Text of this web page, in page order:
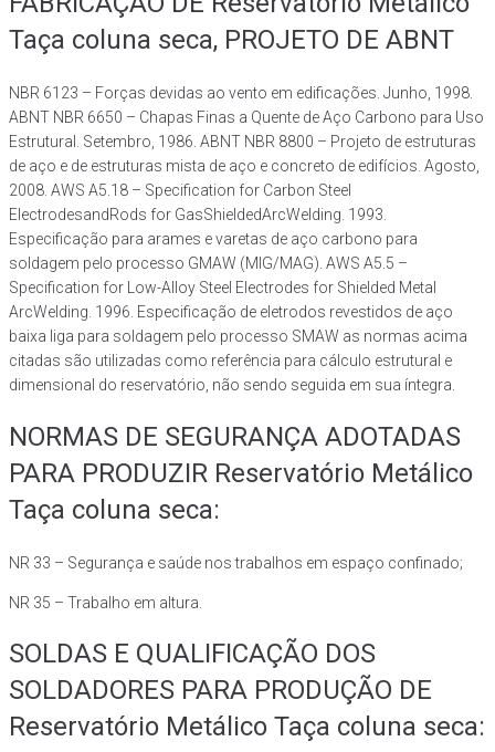
Taça coluna seca, PROJETO DE ABNT
NBR 6123 – Forças devidas ao vento em edificações. Junho, 1998.
ABNT NBR 6650 – Chapas Finas a Quente de Aço Carbono para Uso
Estrutural. Setembro, 1986. ABNT NBR 8800 – Projeto de estruturas
de aço e de estruturas mista de aço e concreto de edifícios. Agosto,
2008. AWS A5.18 – Specification for Carbon Steel
ElectrodesandRods for GasShieldedArcWelding. 1993.
Especificação para arames e varetas de aço carbono para
soldagem pelo processo GMAW (MIG/MAG). AWS A5.5 –
Specification for Low-Alloy Steel Electrodes for Shielded Metal
ArcWelding. 1996. Especificação de eletrodos revestidos de aço
baixa liga para soldagem pelo processo SMAW as normas acima
citadas são utilizadas como referência para cálculo estrutural e
dimensional do reservatório, não sendo seguida em sua íntegra.
NORMAS DE SEGURANÇA ADOTADAS
PARA PRODUZIR Reservatório Metálico
Taça coluna seca:
NR 33 – Segurança e saúde nos trabalhos em espaço confinado;
NR 35 – Trabalho em altura.
SOLDAS E QUALIFICAÇÃO DOS
SOLDADORES PARA PRODUÇÃO DE
Reservatório Metálico Taça coluna seca: